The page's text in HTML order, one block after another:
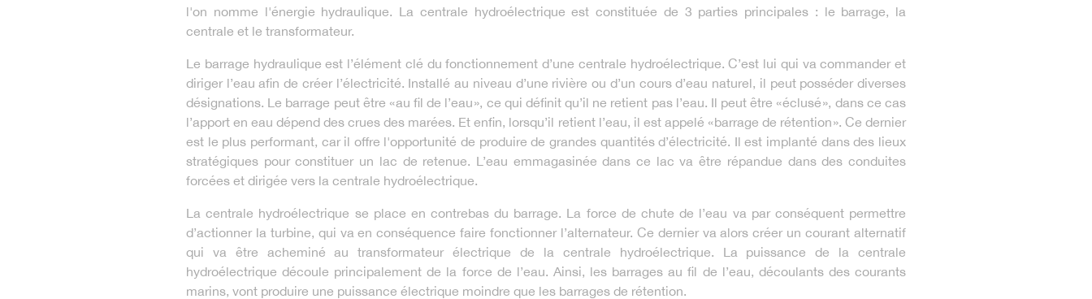
l'on nomme l'énergie hydraulique. La centrale hydroélectrique est constituée de 3 parties principales : le barrage, la
centrale et le transformateur.
Le barrage hydraulique est l’élément clé du fonctionnement d’une centrale hydroélectrique. C’est lui qui va commander et
diriger l’eau afin de créer l’électricité. Installé au niveau d’une rivière ou d’un cours d’eau naturel, il peut posséder diverses
désignations. Le barrage peut être « au fil de l’eau », ce qui définit qu’il ne retient pas l’eau. Il peut être « éclusé », dans ce cas
l’apport en eau dépend des crues des marées. Et enfin, lorsqu’il retient l’eau, il est appelé « barrage de rétention ». Ce dernier
est le plus performant, car il offre l'opportunité de produire de grandes quantités d’électricité. Il est implanté dans des lieux
stratégiques pour constituer un lac de retenue. L’eau emmagasinée dans ce lac va être répandue dans des conduites
forcées et dirigée vers la centrale hydroélectrique.
La centrale hydroélectrique se place en contrebas du barrage. La force de chute de l’eau va par conséquent permettre
d’actionner la turbine, qui va en conséquence faire fonctionner l’alternateur. Ce dernier va alors créer un courant alternatif
qui va être acheminé au transformateur électrique de la centrale hydroélectrique. La puissance de la centrale
hydroélectrique découle principalement de la force de l’eau. Ainsi, les barrages au fil de l’eau, découlants des courants
marins, vont produire une puissance électrique moindre que les barrages de rétention.